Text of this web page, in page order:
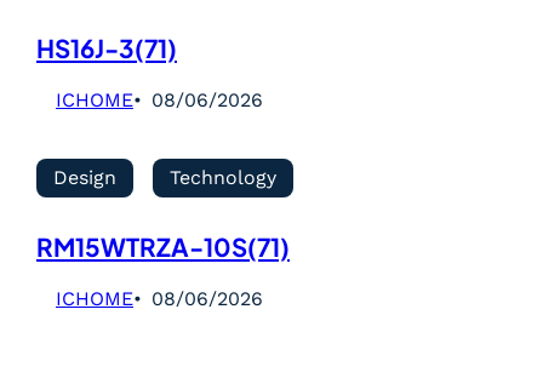
HS16J-3(71)
ICHOME 08/06/2026
Design Technology
RM15WTRZA-10S(71)
ICHOME 08/06/2026